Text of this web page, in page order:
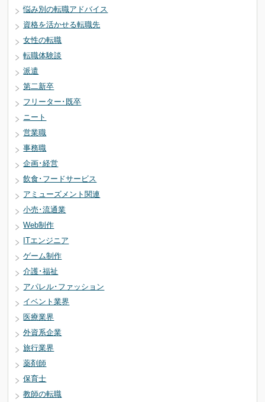
悩み別の転職アドバイス
資格を活かせる転職先
女性の転職
転職体験談
派遣
第二新卒
フリーター･既卒
ニート
営業職
事務職
企画･経営
飲食･フードサービス
アミューズメント関連
小売･流通業
Web制作
ITエンジニア
ゲーム制作
介護･福祉
アパレル･ファッション
イベント業界
医療業界
外資系企業
旅行業界
薬剤師
保育士
教師の転職